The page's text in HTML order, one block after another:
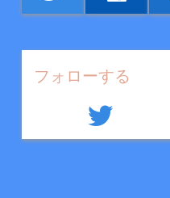
フォローする
twitter